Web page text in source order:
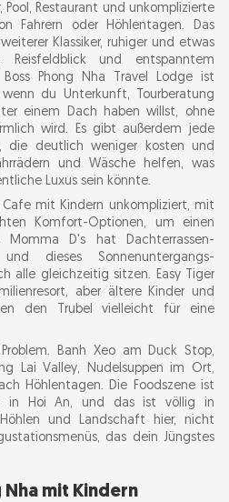
Pool, Restaurant und unkomplizierte
Fahrern oder Höhlentagen. Das
Klassiker, ruhiger und etwas
und entspanntem
Boss Phong Nha Travel Lodge ist
du Unterkunft, Tourberatung
einem Dach haben willst, ohne
wird. Es gibt außerdem jede
die deutlich weniger kosten und
und Wäsche helfen, was
Luxus sein könnte.
Cafe mit Kindern unkompliziert, mit
Komfort-Optionen, um einen
D's hat Dachterrassen-
dieses Sonnenuntergangs-
alle gleichzeitig sitzen. Easy Tiger
aber ältere Kinder und
den Trubel vielleicht für eine
Banh Xeo am Duck Stop,
Lai Valley, Nudelsuppen im Ort,
Höhlentagen. Die Foodszene ist
in Hoi An, und das ist völlig in
und Landschaft hier, nicht
das dein Jüngstes
Nha mit Kindern